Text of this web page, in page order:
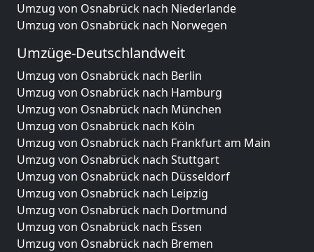
Umzug von Osnabrück nach Niederlande
Umzug von Osnabrück nach Norwegen
Umzüge-Deutschlandweit
Umzug von Osnabrück nach Berlin
Umzug von Osnabrück nach Hamburg
Umzug von Osnabrück nach München
Umzug von Osnabrück nach Köln
Umzug von Osnabrück nach Frankfurt am Main
Umzug von Osnabrück nach Stuttgart
Umzug von Osnabrück nach Düsseldorf
Umzug von Osnabrück nach Leipzig
Umzug von Osnabrück nach Dortmund
Umzug von Osnabrück nach Essen
Umzug von Osnabrück nach Bremen